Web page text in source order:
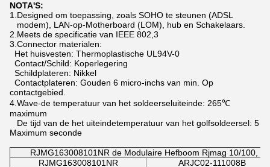
NOTA'S:
1.Designed om toepassing, zoals SOHO te steunen (ADSL
modem), LAN-op-Motherboard (LOM), hub en Schakelaars.
2.Meets de specificatie van IEEE 802,3
3.Connector materialen:
Het huisvesten: Thermoplastische UL94V-0
Contact/Schild: Koperlegering
Schildplateren: Nikkel
Contactplateren: Gouden 6 micro-inchs van min. Op
contactgebied.
4.Wave-de temperatuur van het soldeerseluiteinde: 265℃
maximum
De tijd van de het uiteindetemperatuur van het golfsoldeersel: 5
Maximum seconde
RJMG163008101NR de Modulaire Hefboom Rjmag 10/100,
RJMG163008101NR
ARJC02-111008B